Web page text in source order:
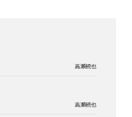
高瀬統也
高瀬統也